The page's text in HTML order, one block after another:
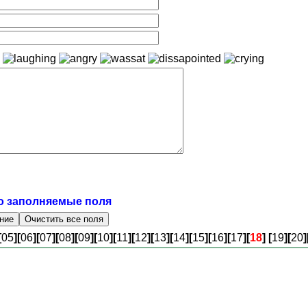
заполняемые поля
05] [06] [07] [08] [09] [10] [11] [12] [13] [14] [15] [16] [17] [18] [19] [20]